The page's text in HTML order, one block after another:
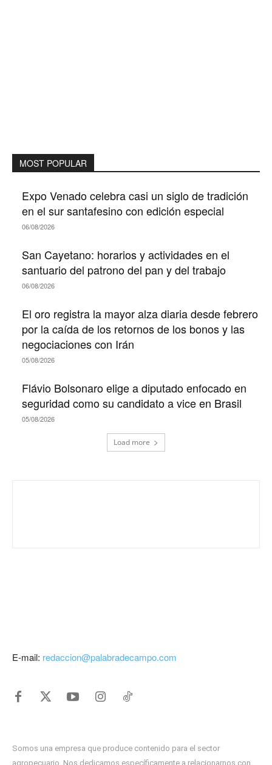
MOST POPULAR
Expo Venado celebra casi un siglo de tradición
en el sur santafesino con edición especial
06/08/2026
San Cayetano: horarios y actividades en el
santuario del patrono del pan y del trabajo
06/08/2026
El oro registra la mayor alza diaria desde febrero
por la caída de los retornos de los bonos y las
negociaciones con Irán
05/08/2026
Flávio Bolsonaro elige a diputado enfocado en
seguridad como su candidato a vice en Brasil
05/08/2026
Load more
E-mail: redaccion@palabradecampo.com
Somos una empresa que produce contenido para el sector
agropecuario. Nos dedicamos específicamente a relacionarnos con